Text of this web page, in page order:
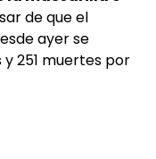
de que el
ayer se
y 251 muertes por